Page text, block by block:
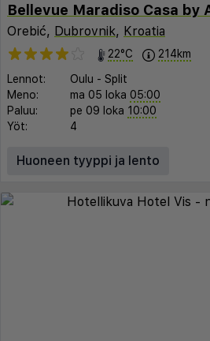
Orebić, Dubrovnik, Kroatia
22°C
214km
Lennot:
Oulu - Split
Meno:
ma 05 loka 05:00
Paluu:
pe 09 loka 10:00
Yöt:
4
Huoneen tyyppi ja lento